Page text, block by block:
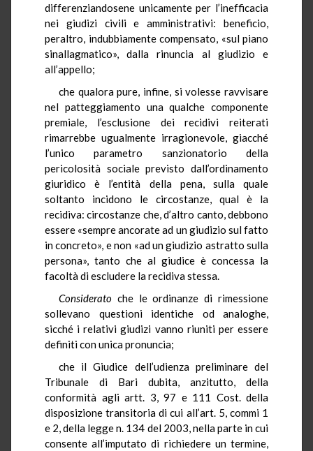
differenziandosene unicamente per l’inefficacia
nei giudizi civili e amministrativi: beneficio,
peraltro, indubbiamente compensato, «sul piano
sinallagmatico», dalla rinuncia al giudizio e
all’appello;
che qualora pure, infine, si volesse ravvisare
nel patteggiamento una qualche componente
premiale, l’esclusione dei recidivi reiterati
rimarrebbe ugualmente irragionevole, giacché
l’unico parametro sanzionatorio della
pericolosità sociale previsto dall’ordinamento
giuridico è l’entità della pena, sulla quale
soltanto incidono le circostanze, qual è la
recidiva: circostanze che, d’altro canto, debbono
essere «sempre ancorate ad un giudizio sul fatto
in concreto», e non «ad un giudizio astratto sulla
persona», tanto che al giudice è concessa la
facoltà di escludere la recidiva stessa.
Considerato che le ordinanze di rimessione
sollevano questioni identiche od analoghe,
sicché i relativi giudizi vanno riuniti per essere
definiti con unica pronuncia;
che il Giudice dell’udienza preliminare del
Tribunale di Bari dubita, anzitutto, della
conformità agli artt. 3, 97 e 111 Cost. della
disposizione transitoria di cui all’art. 5, commi 1
e 2, della legge n. 134 del 2003, nella parte in cui
consente all’imputato di richiedere un termine,